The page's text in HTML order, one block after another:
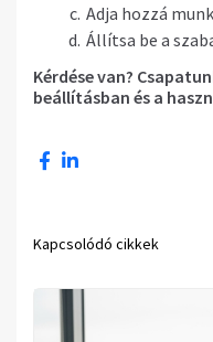
Adja hozzá
Állítsa be a
Kérdése van?
beállításban és a
Kapcsolódó cikkek